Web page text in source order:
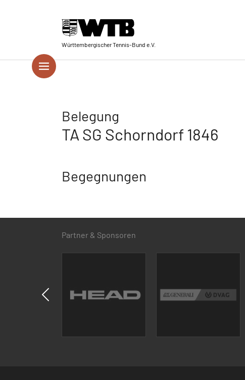
Württembergischer Tennis-Bund e.V.
Belegung
TA SG Schorndorf 1846
Begegnungen
Partner & Sponsoren